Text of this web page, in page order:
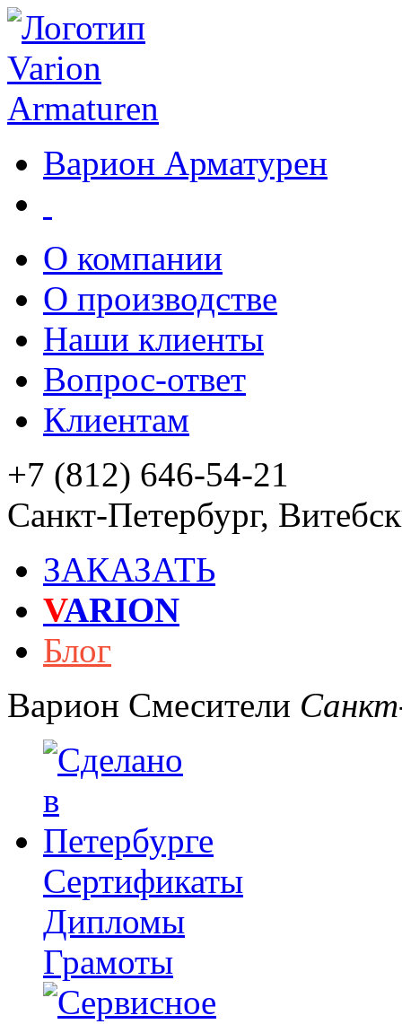
Варион Арматурен
О компании
О производстве
Наши клиенты
Вопрос-ответ
Клиентам
+7 (812) 646-54-21
Санкт-Петербург,
ЗАКАЗАТЬ
VARION
Блог
Варион Смесители
Сертификаты
Дипломы
Грамоты